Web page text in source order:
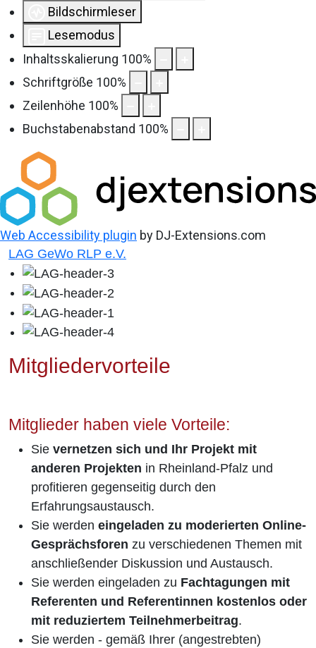
Bildschirmleser
Lesemodus
Inhaltsskalierung 100%
Schriftgröße 100%
Zeilenhöhe 100%
Buchstabenabstand 100%
Web Accessibility plugin by DJ-Extensions.com
LAG GeWo RLP e.V.
Mitgliedervorteile
Mitglieder haben viele Vorteile:
Sie vernetzen sich und Ihr Projekt mit
anderen Projekten in Rheinland-Pfalz und
profitieren gegenseitig durch den
Erfahrungsaustausch.
Sie werden eingeladen zu moderierten Online-
Gesprächsforen zu verschiedenen Themen mit
anschließender Diskussion und Austausch.
Sie werden eingeladen zu Fachtagungen mit
Referenten und Referentinnen kostenlos oder
mit reduziertem Teilnehmerbeitrag.
Sie werden - gemäß Ihrer (angestrebten)